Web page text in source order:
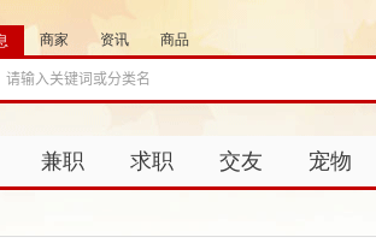
商家 资讯 商品
兼职 求职 交友 宠物